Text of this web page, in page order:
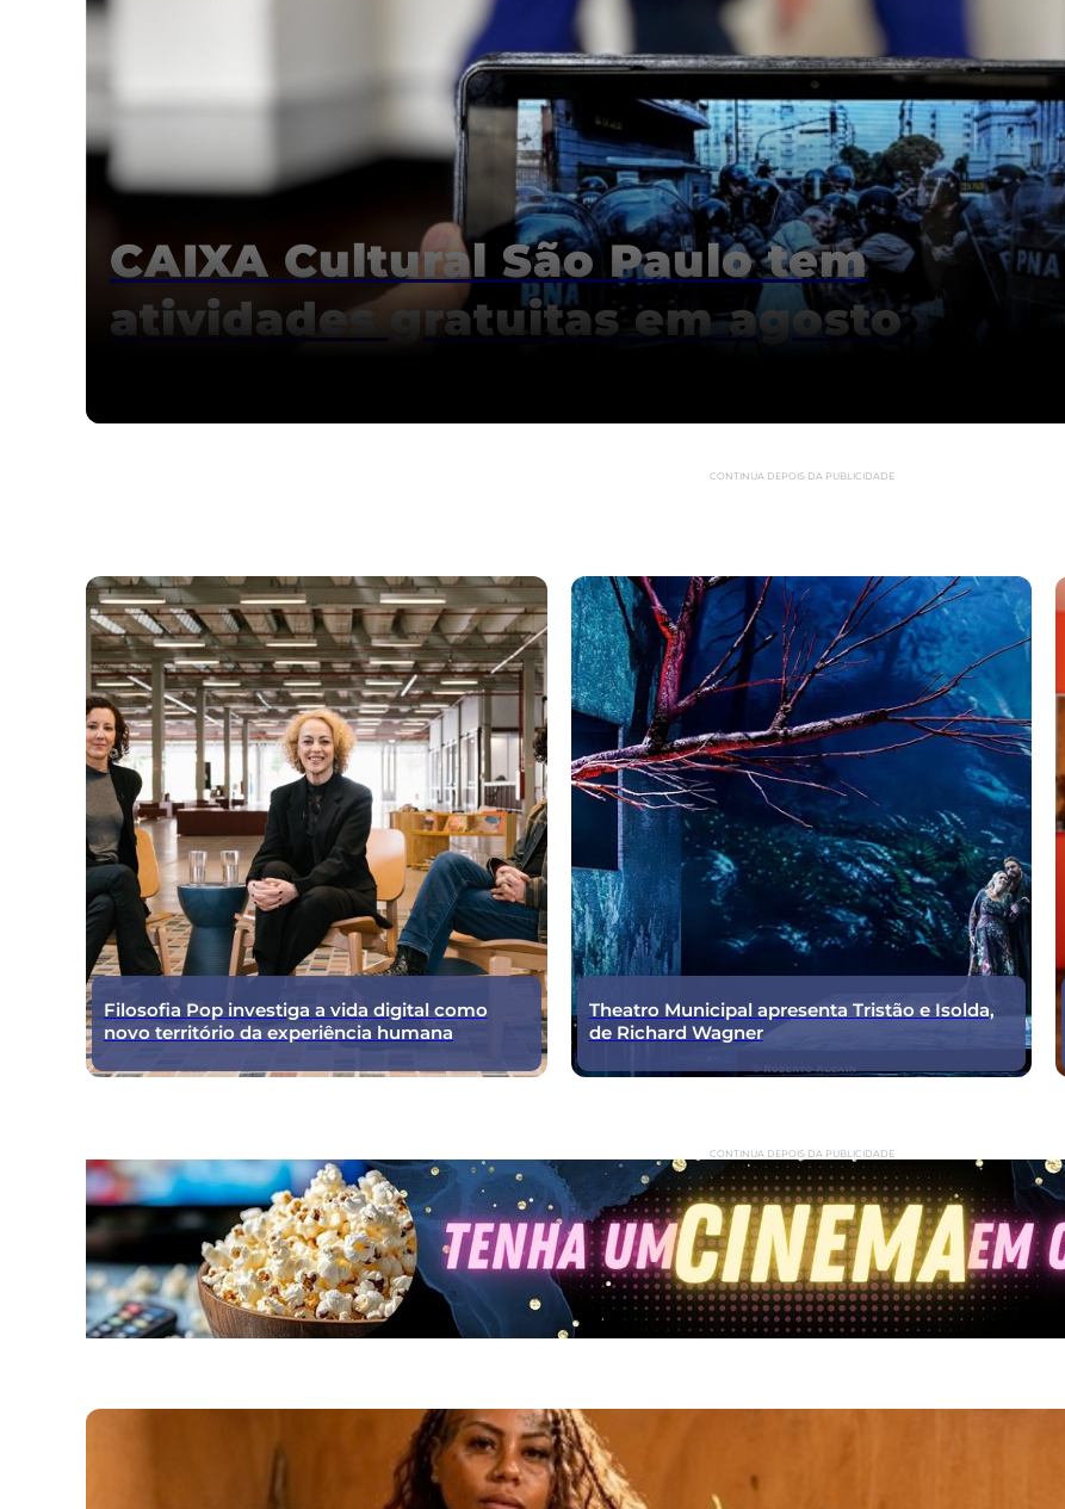
CAIXA Cultural São Paulo tem
atividades gratuitas em agosto
CONTINUA DEPOIS DA PUBLICIDADE
Filosofia Pop investiga a vida digital como
novo território da experiência humana
Theatro Municipal apresenta Tristão e Isolda,
de Richard Wagner
CONTINUA DEPOIS DA PUBLICIDADE